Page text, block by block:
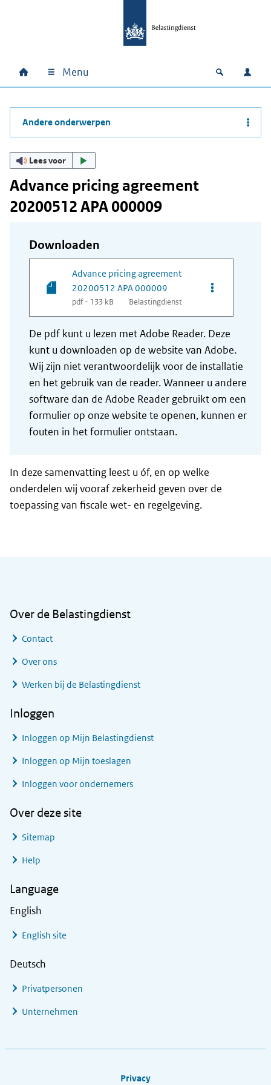
Hoofdnavigatie
Home Menu Open
Andere onderwerpen
Lees voor
Advance pricing agreement
20200512 APA 000009
Downloaden
Advance pricing agreement
20200512 APA 000009
pdf - 133 kB Belastingdienst
De pdf kunt u lezen met Adobe Reader. Deze
kunt u downloaden op de website van Adobe.
Wij zijn niet verantwoordelijk voor de installatie
en het gebruik van de reader. Wanneer u andere
software dan de Adobe Reader gebruikt om een
formulier op onze website te openen, kunnen er
fouten in het formulier ontstaan.
In deze samenvatting leest u óf, en op welke
onderdelen wij vooraf zekerheid geven over de
toepassing van fiscale wet- en regelgeving.
Over de Belastingdienst
Contact
Over ons
Werken bij de Belastingdienst
Inloggen
Inloggen op Mijn Belastingdienst
Inloggen op Mijn toeslagen
Inloggen voor ondernemers
Over deze site
Sitemap
Help
Language
English
English site
Deutsch
Privatpersonen
Unternehmen
Privacy